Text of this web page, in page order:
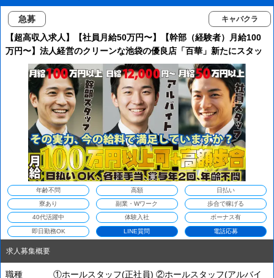
急募 キャバクラ
【超高収入求人】【社員月給50万円〜】【幹部（経験者）月給100
万円〜】法人経営のクリーンな池袋の優良店「百華」新たにスタッ
フを大募集！！スピード出世で高収入確実！！
年齢不問 高額 日払い
寮あり 副業・Wワーク 歩合で稼げる
40代活躍中 体験入社 ボーナス有
即日勤務OK LINE質問 電話応募
求人募集概要
職種 ①ホールスタッフ(正社員) ②ホールスタッフ(アルバイ